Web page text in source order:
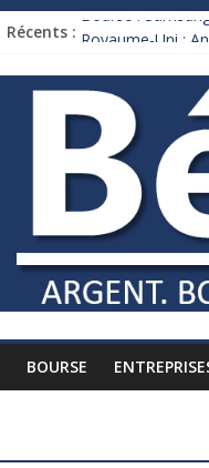
Récents : Bourse :
Xavier Niel, le
Ruée des
France : le
BOURSE